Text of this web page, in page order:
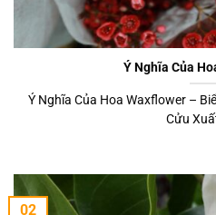
Ý Nghĩa Của
Ý Nghĩa Của Hoa Waxflower –
Cửu
02